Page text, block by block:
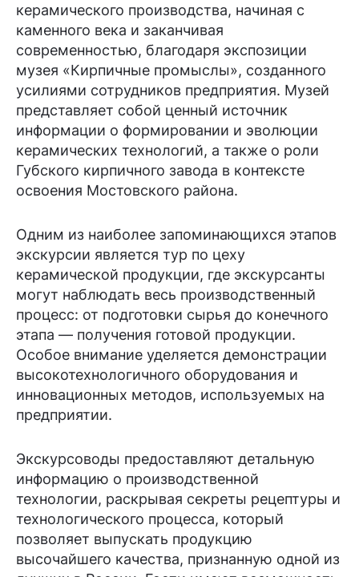
керамического производства, начиная с
каменного века и заканчивая
современностью, благодаря экспозиции
музея «Кирпичные промыслы», созданного
усилиями сотрудников предприятия. Музей
представляет собой ценный источник
информации о формировании и эволюции
керамических технологий, а также о роли
Губского кирпичного завода в контексте
освоения Мостовского района.
Одним из наиболее запоминающихся этапов
экскурсии является тур по цеху
керамической продукции, где экскурсанты
могут наблюдать весь производственный
процесс: от подготовки сырья до конечного
этапа — получения готовой продукции.
Особое внимание уделяется демонстрации
высокотехнологичного оборудования и
инновационных методов, используемых на
предприятии.
Экскурсоводы предоставляют детальную
информацию о производственной
технологии, раскрывая секреты рецептуры и
технологического процесса, который
позволяет выпускать продукцию
высочайшего качества, признанную одной из